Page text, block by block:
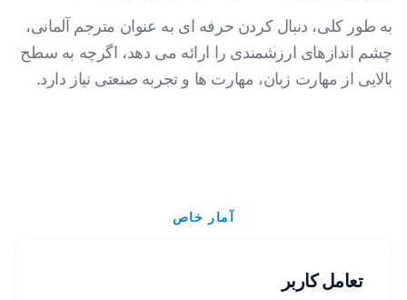
به طور کلی، دنبال کردن حرفه ای به عنوان مترجم آلمانی،
چشم اندازهای ارزشمندی را ارائه می دهد، اگرچه به سطح
بالایی از مهارت زبان، مهارت ها و تجربه صنعتی نیاز دارد.
آمار خاص
تعامل کاربر